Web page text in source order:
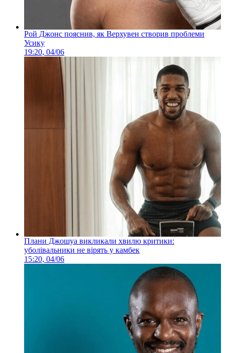
Рой Джонс пояснив, як Верхувен створив проблеми
Усику
19:20, 04/06
Плани Джошуа викликали хвилю критики:
уболівальники не вірять у камбек
15:20, 04/06